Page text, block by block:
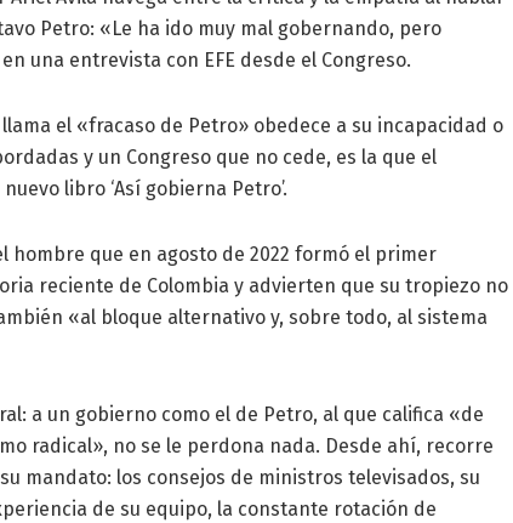
Petro: «Le ha ido muy mal gobernando, pero
una entrevista con EFE desde el Congreso.
el «fracaso de Petro» obedece a su incapacidad o
y un Congreso que no cede, es la que el
libro ‘Así gobierna Petro’.
hombre que en agosto de 2022 formó el primer
reciente de Colombia y advierten que su tropiezo no
«al bloque alternativo y, sobre todo, al sistema
a un gobierno como el de Petro, al que califica «de
radical», no se le perdona nada. Desde ahí, recorre
mandato: los consejos de ministros televisados, su
de su equipo, la constante rotación de